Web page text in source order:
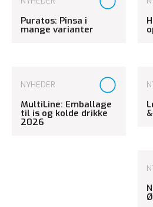
Puratos: Pinsa i
mange varianter
NYHEDER
MultiLine: Emballage
til is og kolde drikke
2026